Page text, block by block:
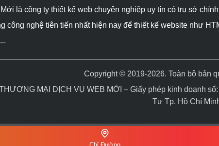
là công ty thiết kế web chuyên nghiệp uy tín có trụ sở
công nghệ tiên tiến nhất hiện nay để thiết kế website như
Copyright © 2019-2026. Toàn bộ bản
MẠI DỊCH VỤ WEB MỚI – Giấy phép kinh doanh
Tư Tp. Hồ Chí